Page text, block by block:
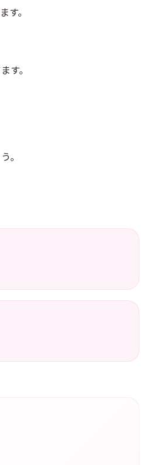
す。
す。
。